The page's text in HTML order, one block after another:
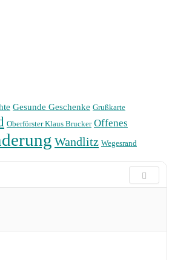
Gesunde Geschenke Grußkarte
Oberförster Klaus Brucker Offenes
Wandlitz Wegesrand